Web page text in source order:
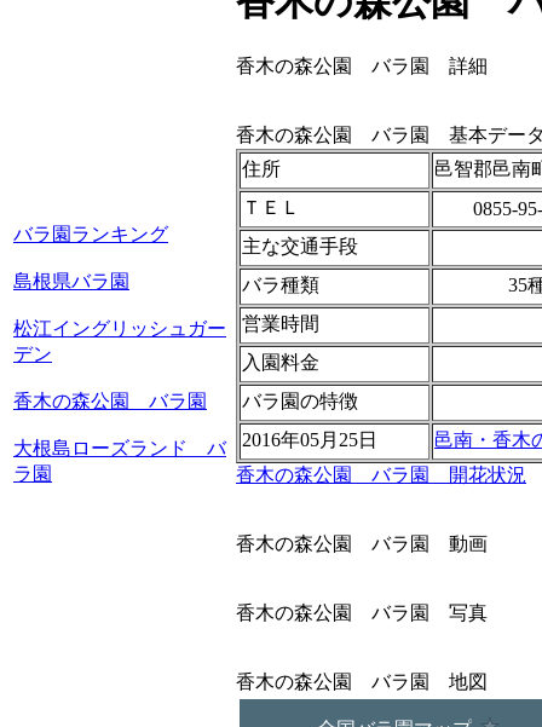
バラ園ランキング
島根県バラ園
松江イングリッシュガー
デン
香木の森公園 バラ園
大根島ローズランド バ
ラ園
香木の森公園 バラ園 詳細
香木の森公園 バラ園 基本デー
住所
邑智郡邑南
ＴＥＬ
0855-
主な交通手段
バラ種類
35
営業時間
入園料金
バラ園の特徴
2016年05月25日
邑南・香木
香木の森公園 バラ園 開花状況
香木の森公園 バラ園 動画
香木の森公園 バラ園 写真
香木の森公園 バラ園 地図